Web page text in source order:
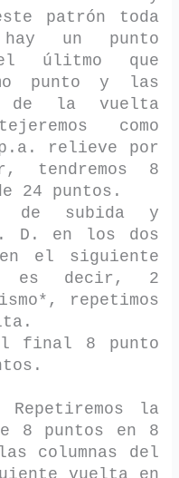
patrón toda
un punto
úlitmo que
punto y las
de la vuelta
como
relieve por
tendremos 8
24 puntos.
de subida y
D. en los dos
el siguiente
es decir, 2
repetimos
al final 8 punto
la
8 puntos en 8
columnas del